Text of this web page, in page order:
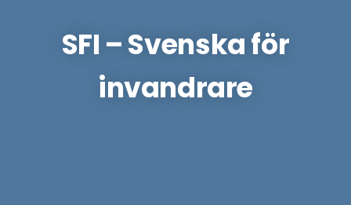
SFI – Svenska för
invandrare